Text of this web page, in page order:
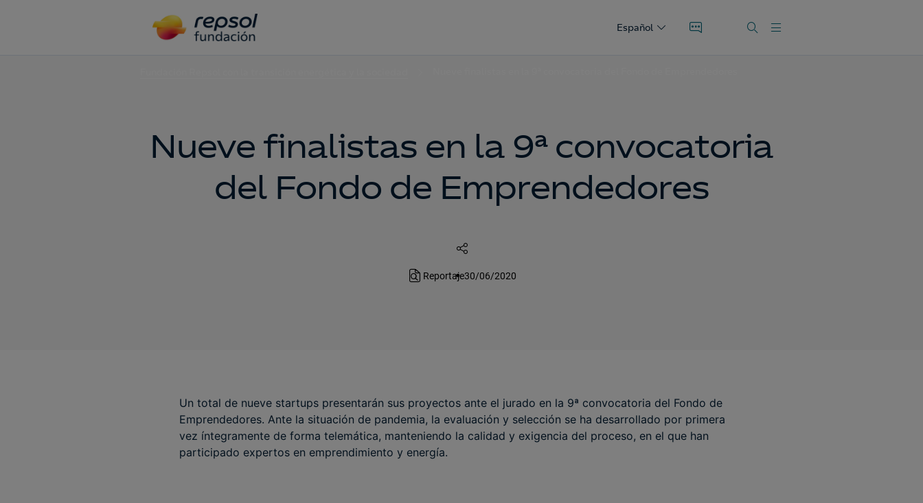
Español
Nueve finalistas en la 9ª convocatoria
del Fondo de Emprendedores
Reportaje30/06/2020
Un total de nueve startups presentarán sus proyectos ante el jurado en la 9ª convocatoria del Fondo de
Emprendedores. Ante la situación de pandemia, la evaluación y selección se ha desarrollado por primera
vez íntegramente de forma telemática, manteniendo la calidad y exigencia del proceso, en el que han
participado expertos en emprendimiento y energía.